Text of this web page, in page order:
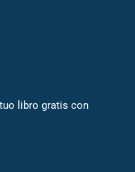
libro gratis con